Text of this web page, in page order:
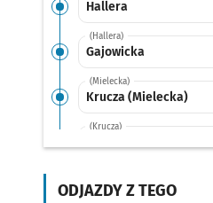
Hallera
(Hallera)
Gajowicka
(Mielecka)
Krucza (Mielecka)
(Krucza)
Zaporoska
ODJAZDY Z TEGO